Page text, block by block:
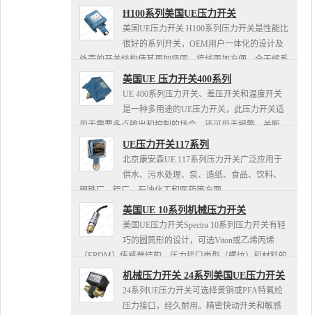
型。正是由于这种灵活的选择方式使得120系列美国UE压
力开关可广泛应...
H100系列美国UE压力开关
美国UE压力开关 H100系列压力开关是性能比
很好的系列开关，OEM用户一体化的设计及
外壳的开关结构使其更加坚固，接线更加方便。全天候系
列压力开关有多种微动开关和多种过程接口的选择，可以
满足各种不同的...
美国UE 压力开关400系列
UE 400系列压力开关、差压开关和温度开关
是一种多用途的UE压力开关，此压力开关适
用于需要多点输出和控制的场合，还可用于报警、关断、
预警、高低限和液位控制功能。全天候系列压力开关有多
种微动开关和多种...
UE压力开关117系列
北京康安森UE 117系列压力开关广泛应用于
供水、污水处理、泵、造纸、食品、饮料、
钢铁厂、铝厂、石油化工和医药等方面。
美国UE 10系列机械压力开关
美国UE压力开关Spectra 10系列压力开关有轻
巧的圆筒形的设计，可选Viton或乙烯丙烯
（EPDM）传感器结构、压力接口类型（螺纹）和材料的
种类以及电缆的长度等。该产品可应用于流体动力、液压
设备...
机械压力开关 24系列美国UE压力开关
24系列UE压力开关可选择黄铜或PFA特氟纶
压力接口，经久耐用。精密快动开关和敏感